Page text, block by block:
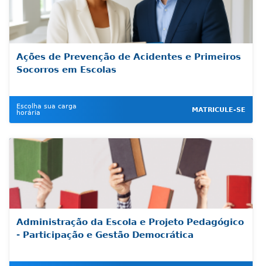
Ações de Prevenção de Acidentes e Primeiros
Socorros em Escolas
Escolha sua carga
horária
MATRICULE-SE
Administração da Escola e Projeto Pedagógico
- Participação e Gestão Democrática